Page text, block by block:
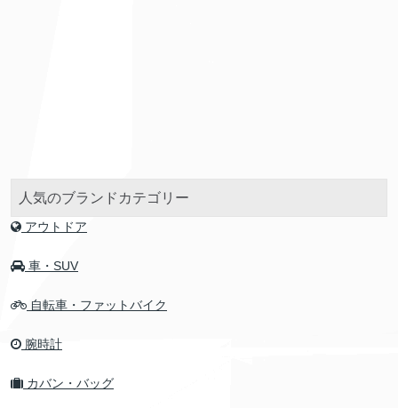
人気のブランドカテゴリー
アウトドア
車・SUV
自転車・ファットバイク
腕時計
カバン・バッグ